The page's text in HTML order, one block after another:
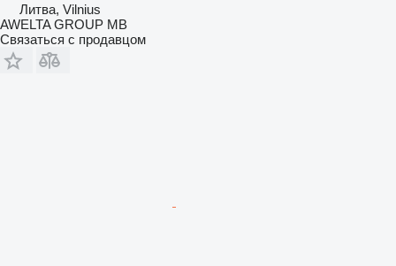
Литва, Vilnius
AWELTA GROUP MB
Связаться с продавцом